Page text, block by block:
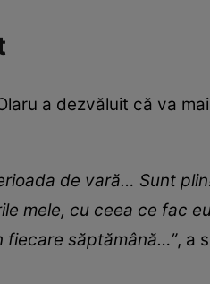
a dezvăluit că va
de vară… Sunt
mele, cu ceea ce fac
fiecare săptămână…”, a